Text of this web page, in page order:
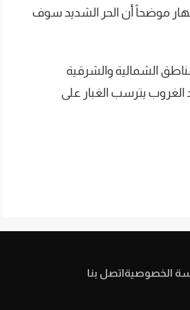
حصته من النهار موضحاً أن الحر الشديد سوف
الشمالية والشرقية
يترسب الغبار على
الخصوصيةاتصل بنا